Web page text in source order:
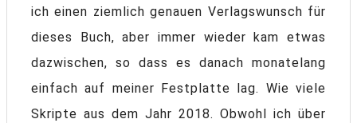
ich einen ziemlich genauen Verlagswunsch für
dieses Buch, aber immer wieder kam etwas
dazwischen, so dass es danach monatelang
einfach auf meiner Festplatte lag. Wie viele
Skripte aus dem Jahr 2018. Obwohl ich über